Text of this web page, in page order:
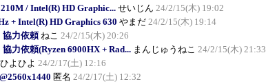
/ Intel(R) HD Graphic... せいじん 24/2/15(木) 19:02
+ Intel(R) HD Graphics 630 やまだ 24/2/15(木) 19:14
力依頼 ねこ 24/2/15(木) 20:26
力依頼(Ryzen 6900HX + Rad... まんじゅうねこ 24/2/15(木) 21:33
ひよひよ 24/2/17(土) 12:16
匿名 24/2/17(土) 12:32